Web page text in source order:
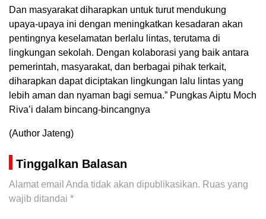
Dan masyarakat diharapkan untuk turut mendukung
upaya-upaya ini dengan meningkatkan kesadaran akan
pentingnya keselamatan berlalu lintas, terutama di
lingkungan sekolah. Dengan kolaborasi yang baik antara
pemerintah, masyarakat, dan berbagai pihak terkait,
diharapkan dapat diciptakan lingkungan lalu lintas yang
lebih aman dan nyaman bagi semua.” Pungkas Aiptu Moch
Riva’i dalam bincang-bincangnya
(Author Jateng)
Tinggalkan Balasan
Alamat email Anda tidak akan dipublikasikan. Ruas yang
wajib ditandai *